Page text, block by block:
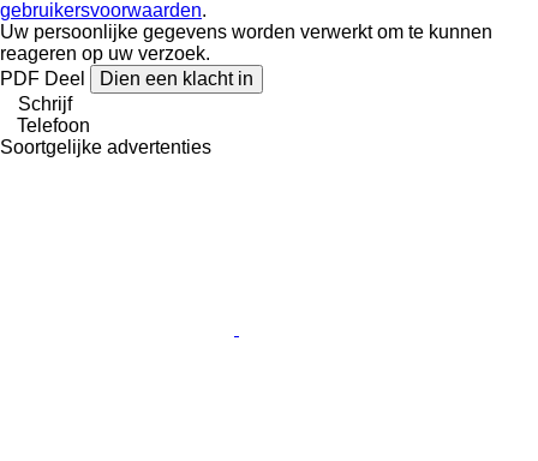
gebruikersvoorwaarden.
Uw persoonlijke gegevens worden verwerkt om te kunnen
reageren op uw verzoek.
PDF Deel
Dien een klacht in
Schrijf
Telefoon
Soortgelijke advertenties